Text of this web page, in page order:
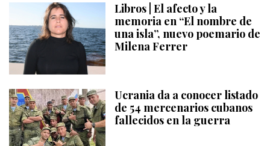
Libros | El afecto y la
memoria en “El nombre de
una isla”, nuevo poemario de
Milena Ferrer
Ucrania da a conocer listado
de 54 mercenarios cubanos
fallecidos en la guerra